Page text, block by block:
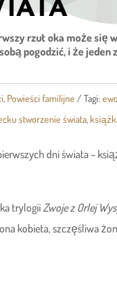
rzut oka może się
pogodzić, i że jeden
, Powieści familijne Tagi:
stworzenie świata,
dni świata –
trylogiiZwoje z Orlej
kobieta, szczęśliwa